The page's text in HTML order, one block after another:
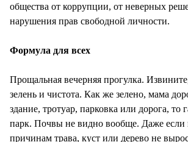
общества от коррупции, от неверных
нарушения прав свободной личности.
Формула для всех
Прощальная вечерняя прогулка.
зелень и чистота. Как же зелено, мама
здание, тротуар, парковка или дорога, то
парк. Почвы не видно вообще. Даже если
причинам трава, куст или дерево не